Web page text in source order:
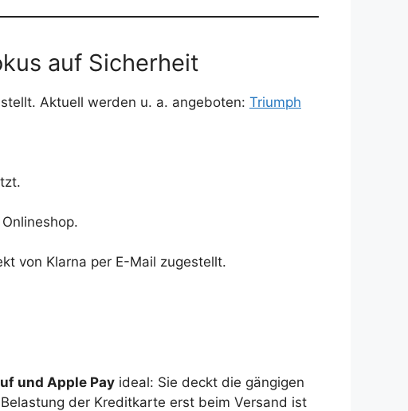
auf Sicherheit
Aktuell werden u. a. angeboten: Triumph
von Klarna per E-Mail zugestellt.
und Apple Pay ideal: Sie deckt die gängigen
der Kreditkarte erst beim Versand ist